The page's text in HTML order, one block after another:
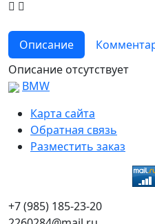
Описание
Описание отсутствует
BMW
Карта сайта
Обратная связь
Разместить заказ
+7 (985) 185-23-20